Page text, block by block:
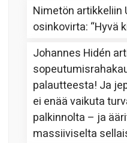
Nimetön artikkeliin
osinkovirta: “Hyvä
Johannes Hidén
palautteesta! Ja
ei enää vaikuta
palkinnolta – ja
massiiviselta